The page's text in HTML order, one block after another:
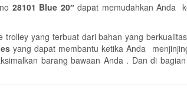
28101 Blue 20″dapat memudahkan Anda
trolley yang terbuat dari bahan yang
yang dapat membantu ketika Anda
barang bawaan Anda . Dan di